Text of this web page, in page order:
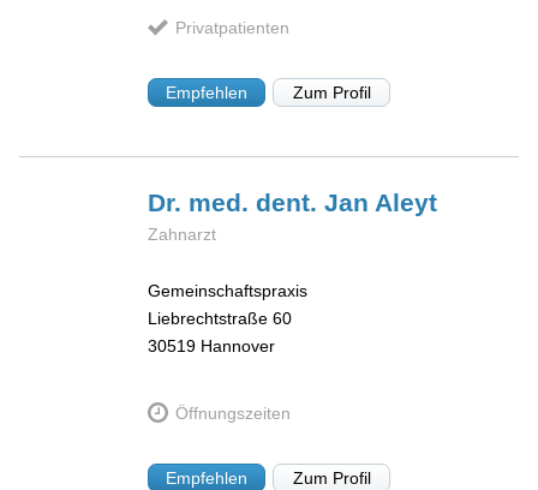
Privatpatienten
Empfehlen Zum Profil
Dr. med. dent. Jan Aleyt
Zahnarzt
Gemeinschaftspraxis
Liebrechtstraße 60
30519 Hannover
Öffnungszeiten
Empfehlen Zum Profil